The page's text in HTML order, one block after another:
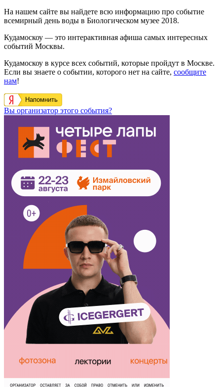
На нашем сайте вы найдете всю информацию про событие
всемирный день воды в Биологическом музее 2018.
Кудамоскоу — это интерактивная афиша самых интересных
событий Москвы.
Кудамоскоу в курсе всех событий, которые пройдут в Москве.
Если вы знаете о событии, которого нет на сайте, сообщите
нам!
Напомнить
Вы организатор этого события?